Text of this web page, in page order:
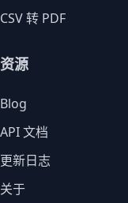
CSV 转 PDF
资源
Blog
API 文档
更新日志
关于